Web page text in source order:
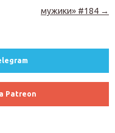
мужики» #184 →
Patreon